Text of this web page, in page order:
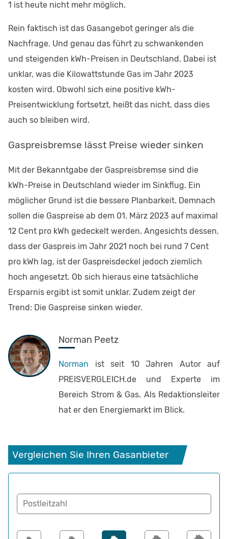
1 ist heute nicht mehr möglich.
Rein faktisch ist das Gasangebot geringer als die
Nachfrage. Und genau das führt zu schwankenden
und steigenden kWh-Preisen in Deutschland. Dabei ist
unklar, was die Kilowattstunde Gas im Jahr 2023
kosten wird. Obwohl sich eine positive kWh-
Preisentwicklung fortsetzt, heißt das nicht, dass dies
auch so bleiben wird.
Gaspreisbremse lässt Preise wieder sinken
Mit der Bekanntgabe der Gaspreisbremse sind die
kWh-Preise in Deutschland wieder im Sinkflug. Ein
möglicher Grund ist die bessere Planbarkeit. Demnach
sollen die Gaspreise ab dem 01. März 2023 auf maximal
12 Cent pro kWh gedeckelt werden. Angesichts dessen,
dass der Gaspreis im Jahr 2021 noch bei rund 7 Cent
pro kWh lag, ist der Gaspreisdeckel jedoch ziemlich
hoch angesetzt. Ob sich hieraus eine tatsächliche
Ersparnis ergibt ist somit unklar. Zudem zeigt der
Trend: Die Gaspreise sinken wieder.
Norman Peetz
Norman ist seit 10 Jahren Autor auf
PREISVERGLEICH.de und Experte im
Bereich Strom & Gas. Als Redaktionsleiter
hat er den Energiemarkt im Blick.
Vergleichen Sie Ihren Gasanbieter
Postleitzahl